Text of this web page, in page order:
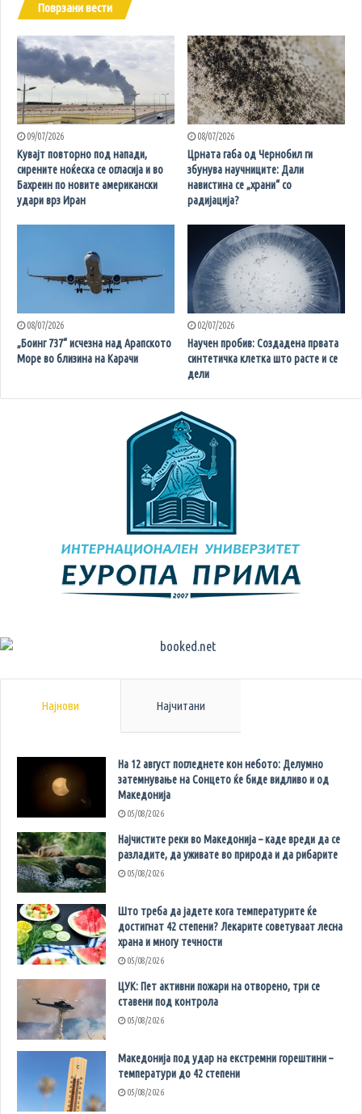
Поврзани вести
09/07/2026
Кувајт повторно под напади,
сирените ноќеска се огласија и во
Бахреин по новите американски
удари врз Иран
08/07/2026
Црната габа од Чернобил ги
збунува научниците: Дали
навистина се „храни“ со
радијација?
08/07/2026
„Боинг 737“ исчезна над Арапското
Море во близина на Карачи
02/07/2026
Научен пробив: Создадена првата
синтетичка клетка што расте и се
дели
Најнови Најчитани
На 12 август погледнете кон небото: Делумно
затемнување на Сонцето ќе биде видливо и од
Македонија
05/08/2026
Најчистите реки во Македонија – каде вреди да се
разладите, да уживате во природа и да рибарите
05/08/2026
Што треба да јадете кога температурите ќе
достигнат 42 степени? Лекарите советуваат лесна
храна и многу течности
05/08/2026
ЦУК: Пет активни пожари на отворено, три се
ставени под контрола
05/08/2026
Македонија под удар на екстремни горештини –
температури до 42 степени
05/08/2026